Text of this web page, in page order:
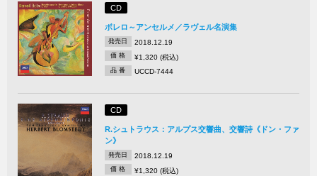
CD
ボレロ～アンセルメ／ラヴェル名演集
発売日 2018.12.19
価 格 ¥1,320 (税込)
品 番 UCCD-7444
CD
R.シュトラウス：アルプス交響曲、交響詩《ドン・ファ
ン》
発売日 2018.12.19
価 格 ¥1,320 (税込)